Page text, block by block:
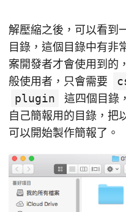
解壓縮之後，可以看到
目錄，這個目錄中有非
案開發者才會使用到的
般使用者，只會需要
plugin
這四個目錄
自己簡報用的目錄，把
可以開始製作簡報了。